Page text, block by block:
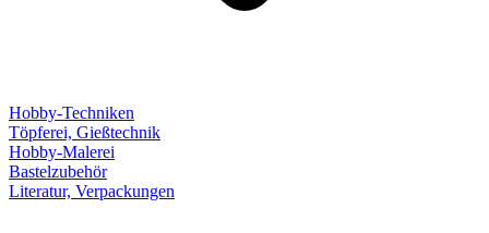
Hobby-Techniken
Töpferei, Gießtechnik
Hobby-Malerei
Bastelzubehör
Literatur, Verpackungen